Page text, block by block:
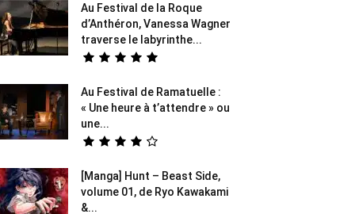
Au Festival de la Roque
d’Anthéron, Vanessa Wagner
traverse le labyrinthe...
Au Festival de Ramatuelle :
« Une heure à t’attendre » ou
une...
[Manga] Hunt – Beast Side,
volume 01, de Ryo Kawakami
&...